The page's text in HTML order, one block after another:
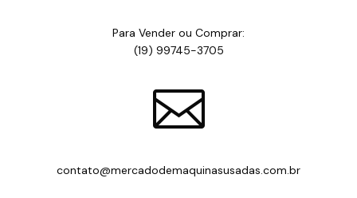
Para Vender ou Comprar:
(19) 99745-3705

contato@mercadodemaquinasusadas.com.br